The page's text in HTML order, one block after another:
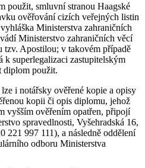
použit, smluvní stranou Haagské
ověřování cizích veřejných listin
Ministerstva zahraničních
Ministerstvo zahraničních věcí
tzv. Apostilou; v takovém případě
k superlegalizaci zastupitelským
diplom použit.
i notářsky ověřené kopie a opisy
kopii či opis diplomu, jehož
vyšším ověřením opatřen, připojí
spravedlnosti, Vyšehradská 16,
221 997 111), a následně oddělení
odboru Ministerstva